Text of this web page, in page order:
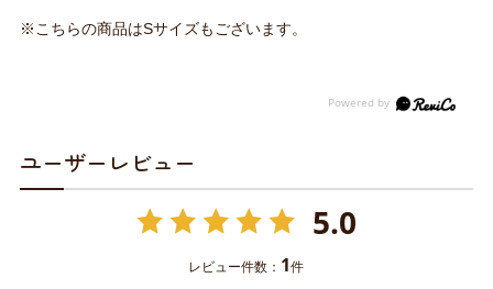
※こちらの商品はSサイズもございます。
ユーザーレビュー
5.0
レビュー件数： 1件